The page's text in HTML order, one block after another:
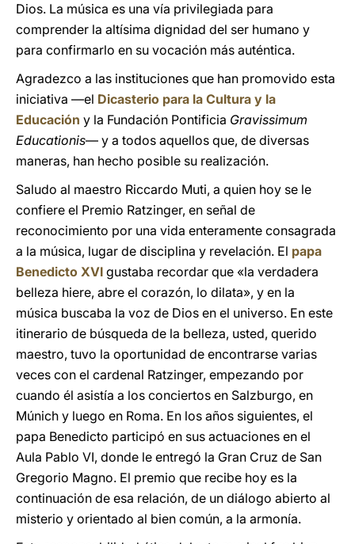
Dios. La música es una vía privilegiada para
comprender la altísima dignidad del ser humano y
para confirmarlo en su vocación más auténtica.
Agradezco a las instituciones que han promovido esta
iniciativa —el Dicasterio para la Cultura y la
Educación y la Fundación Pontificia Gravissimum
Educationis— y a todos aquellos que, de diversas
maneras, han hecho posible su realización.
Saludo al maestro Riccardo Muti, a quien hoy se le
confiere el Premio Ratzinger, en señal de
reconocimiento por una vida enteramente consagrada
a la música, lugar de disciplina y revelación. El papa
Benedicto XVI gustaba recordar que «la verdadera
belleza hiere, abre el corazón, lo dilata», y en la
música buscaba la voz de Dios en el universo. En este
itinerario de búsqueda de la belleza, usted, querido
maestro, tuvo la oportunidad de encontrarse varias
veces con el cardenal Ratzinger, empezando por
cuando él asistía a los conciertos en Salzburgo, en
Múnich y luego en Roma. En los años siguientes, el
papa Benedicto participó en sus actuaciones en el
Aula Pablo VI, donde le entregó la Gran Cruz de San
Gregorio Magno. El premio que recibe hoy es la
continuación de esa relación, de un diálogo abierto al
misterio y orientado al bien común, a la armonía.